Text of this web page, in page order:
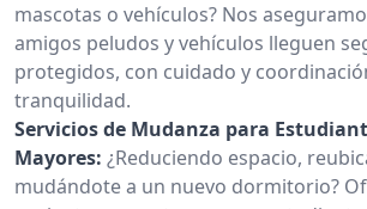
mascotas o vehículos? Nos
amigos peludos y vehículos lleguen
protegidos, con cuidado y
tranquilidad.
Servicios de Mudanza para
Mayores: ¿Reduciendo espacio,
mudándote a un nuevo dormitorio?